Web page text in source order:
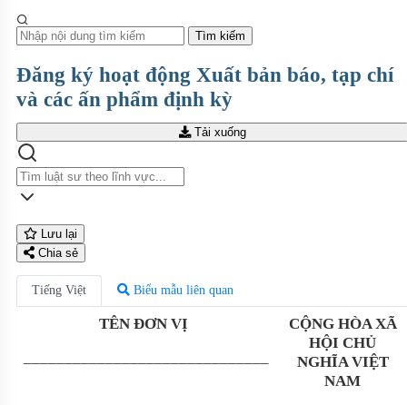
Tìm kiếm
Đăng ký hoạt động Xuất bản báo, tạp chí
và các ấn phẩm định kỳ
Tải xuống
Lưu lại
Chia sẻ
Tiếng Việt Biểu mẫu liên quan
TÊN ĐƠN VỊ
CỘNG HÒA XÃ
HỘI CHỦ
NGHĨA VIỆT
NAM